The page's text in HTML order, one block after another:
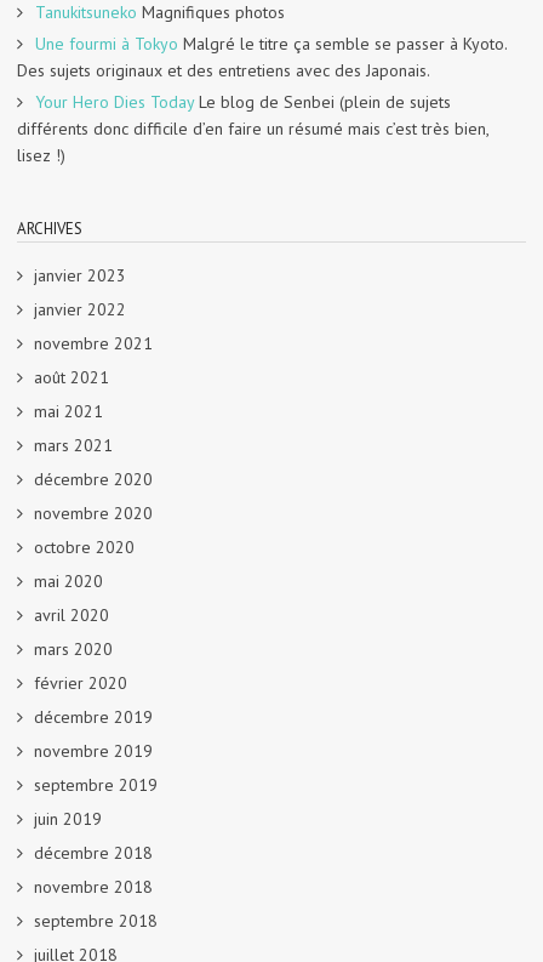
Tanukitsuneko Magnifiques photos
Une fourmi à Tokyo Malgré le titre ça semble se passer à Kyoto.
Des sujets originaux et des entretiens avec des Japonais.
Your Hero Dies TodayLe blog de Senbei (plein de sujets
différents donc difficile d’en faire un résumé mais c’est très bien,
lisez !)
ARCHIVES
janvier 2023
janvier 2022
novembre 2021
août 2021
mai 2021
mars 2021
décembre 2020
novembre 2020
octobre 2020
mai 2020
avril 2020
mars 2020
février 2020
décembre 2019
novembre 2019
septembre 2019
juin 2019
décembre 2018
novembre 2018
septembre 2018
juillet 2018